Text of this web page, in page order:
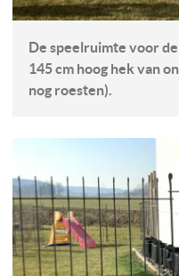
De speelruimte voor
145 cm hoog hek van
nog roesten).